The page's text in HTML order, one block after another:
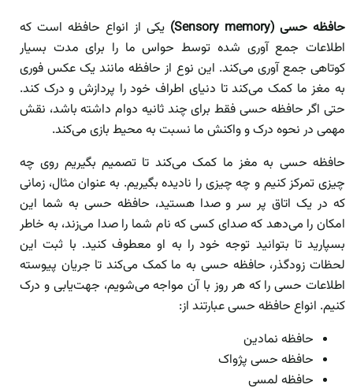
حافظه حسی (Sensory memory)
یکی از انواع حافظه است که
اطلاعات جمع آوری شده توسط حواس ما را برای مدت بسیار
کوتاهی جمع آوری می‌کند. این نوع از حافظه مانند یک عکس فوری
به مغز ما کمک می‌کند تا دنیای اطراف خود را پردازش و درک کند.
حتی اگر حافظه حسی فقط برای چند ثانیه دوام داشته باشد، نقش
مهمی در نحوه درک و واکنش ما نسبت به محیط بازی می‌کند.
حافظه حسی به مغز ما کمک می‌کند تا تصمیم بگیریم روی چه
چیزی تمرکز کنیم و چه چیزی را نادیده بگیریم. به عنوان مثال، زمانی
که در یک اتاق پر سر و صدا هستید، حافظه حسی به شما این
امکان را می‌دهد که صدای کسی که نام شما را صدا می‌زند، به خاطر
بسپارید تا بتوانید توجه خود را به او معطوف کنید. با ثبت این
لحظات زودگذر، حافظه حسی به ما کمک می‌کند تا جریان پیوسته
اطلاعات حسی را که هر روز با آن مواجه می‌شویم، جهت‌یابی و درک
کنیم. انواع حافظه حسی عبارتند از:
حافظه نمادین
حافظه حسی پژواک
حافظه لمسی